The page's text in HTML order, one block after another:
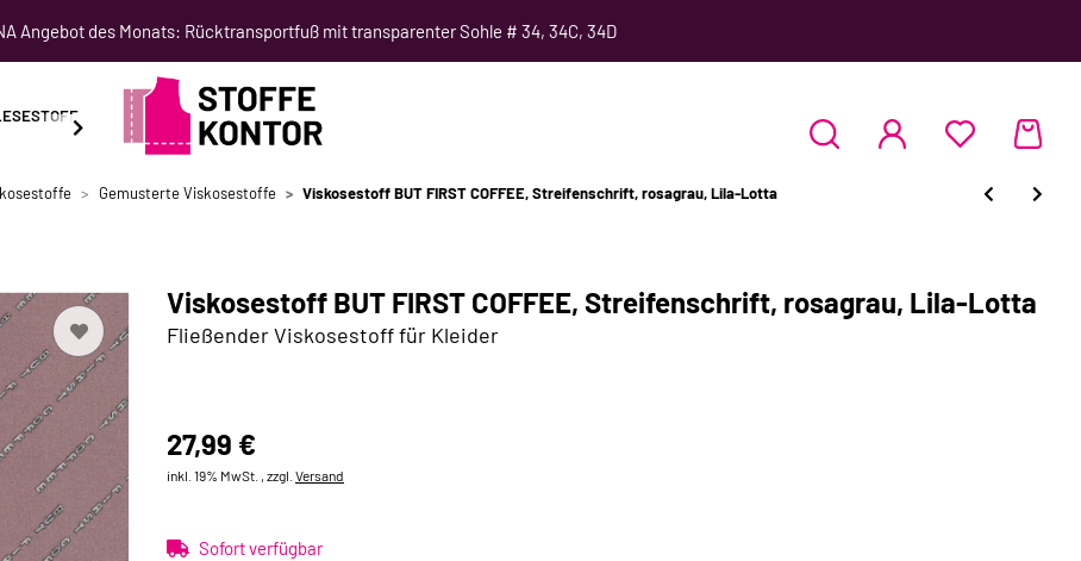
Angebot des Monats: Rücktransportfuß mit transparenter Sohle # 34, 34C, 34D
SCHNITTMUSTER NÄHKURSE
Gemusterte Viskosestoffe Viskosestoff BUT FIRST COFFEE, Streifenschrift, rosagrau, Lila-Lotta
Viskosestoff BUT FIRST COFFEE, Streifenschrift, rosagrau, Lila-Lotta
Fließender Viskosestoff für Kleider
27,99 €
inkl. 19% MwSt. , zzgl. Versand
Sofort verfügbar